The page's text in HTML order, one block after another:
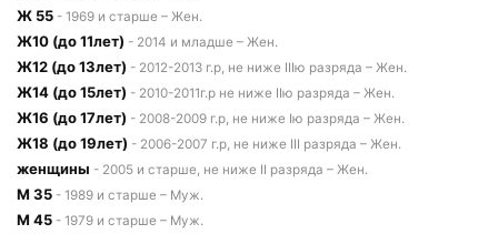
Ж 55 - 1969 и старше – Жен.
Ж10 (до 11лет) - 2014 и младше – Жен.
Ж12 (до 13лет) - 2012-2013 г.р, не ниже IIIю разряда – Жен.
Ж14 (до 15лет) - 2010-2011г.р не ниже IIю разряда – Жен.
Ж16 (до 17лет) - 2008-2009 г.р, не ниже Iю разряда – Жен.
Ж18 (до 19лет) - 2006-2007 г.р, не ниже III разряда – Жен.
женщины - 2005 и старше, не ниже II разряда – Жен.
М 35 - 1989 и старше – Муж.
М 45 - 1979 и старше – Муж.